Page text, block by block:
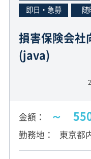
即日・急募
損害保険会社
(java)
金額 ～
勤務地 東京都